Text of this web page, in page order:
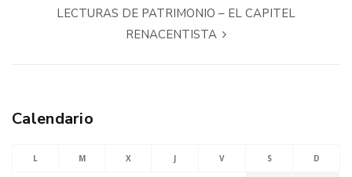
LECTURAS DE PATRIMONIO – EL CAPITEL
RENACENTISTA
Calendario
L M X J V S D